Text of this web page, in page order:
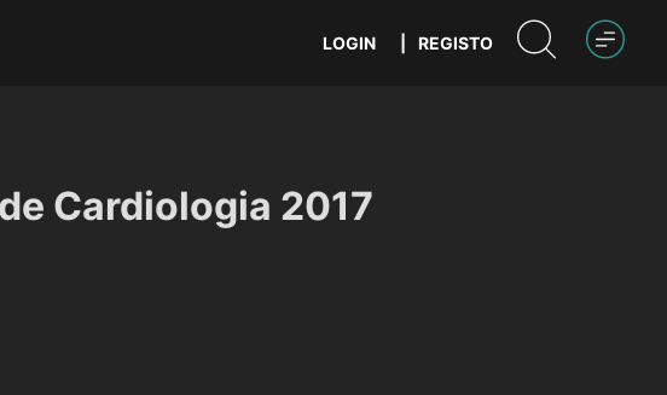
LOGIN REGISTO
Cardiologia 2017